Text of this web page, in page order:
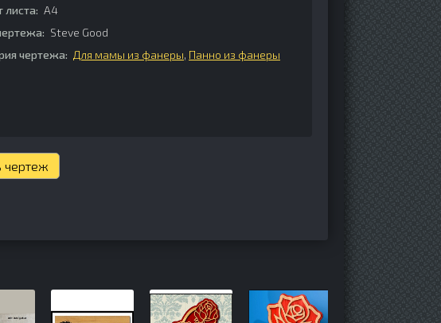
А4
Steve Good
чертежа: Для мамы из фанеры, Панно из фанеры
чертеж